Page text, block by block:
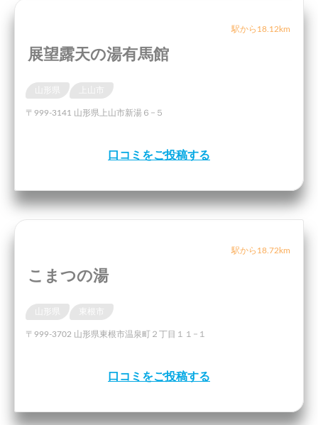
駅から18.12km
展望露天の湯有馬館
〒999-3141 山形県上山市新湯６−５
口コミをご投稿する
駅から18.72km
こまつの湯
〒999-3702 山形県東根市温泉町２丁目１１−１
口コミをご投稿する